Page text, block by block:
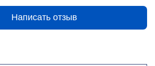
Написать отзыв